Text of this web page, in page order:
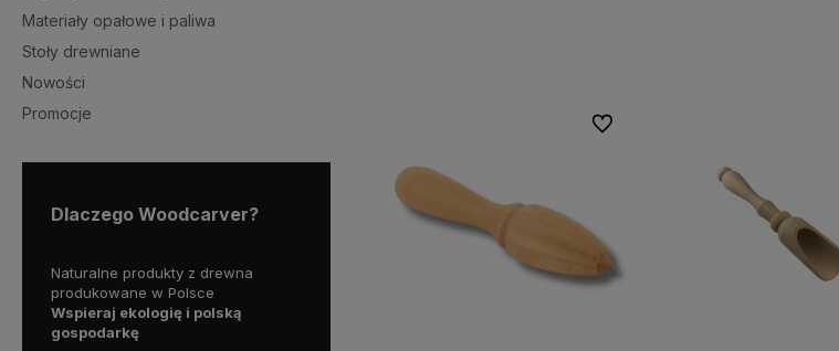
Materiały opałowe i paliwa
Stoły drewniane
Nowości
Promocje
Dlaczego Woodcarver?
Naturalne produkty z drewna
produkowane w Polsce
Wspieraj ekologię i polską
gospodarkę
Działamy od 2021 roku,
Do ulubionych